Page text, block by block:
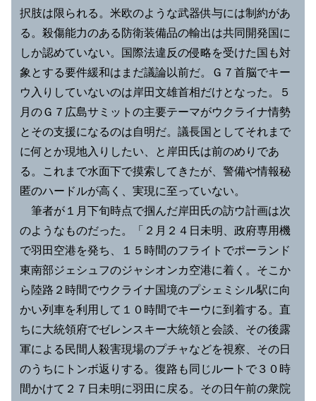
択肢は限られる。米欧のような武器供与には制約があ
る。殺傷能力のある防衛装備品の輸出は共同開発国に
しか認めていない。国際法違反の侵略を受けた国も対
象とする要件緩和はまだ議論以前だ。Ｇ７首脳でキー
ウ入りしていないのは岸田文雄首相だけとなった。５
月のＧ７広島サミットの主要テーマがウクライナ情勢
とその支援になるのは自明だ。議長国としてそれまで
に何とか現地入りしたい、と岸田氏は前のめりであ
る。これまで水面下で摸索してきたが、警備や情報秘
匿のハードルが高く、実現に至っていない。
筆者が１月下旬時点で掴んだ岸田氏の訪ウ計画は次
のようなものだった。「２月２４日未明、政府専用機
で羽田空港を発ち、１５時間のフライトでポーランド
東南部ジェシュフのジャシオンカ空港に着く。そこか
ら陸路２時間でウクライナ国境のプシェミシル駅に向
かい列車を利用して１０時間でキーウに到着する。直
ちに大統領府でゼレンスキー大統領と会談、その後露
軍による民間人殺害現場のプチャなどを視察、その日
のうちにトンボ返りする。復路も同じルートで３０時
間かけて２７日未明に羽田に戻る。その日午前の衆院